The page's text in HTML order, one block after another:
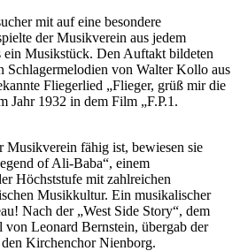
mit auf eine besondere
der Musikverein aus jedem
ein Musikstück. Den Auftakt bildeten
Schlagermelodien von Walter Kollo aus
Fliegerlied „Flieger, grüß mir die
Jahr 1932 in dem Film „F.P.1.
Musikverein fähig ist, bewiesen sie
of Ali-Baba“, einem
Höchststufe mit zahlreichen
Musikkultur. Ein musikalischer
Nach der „West Side Story“, dem
Leonard Bernstein, übergab der
Kirchenchor Nienborg.